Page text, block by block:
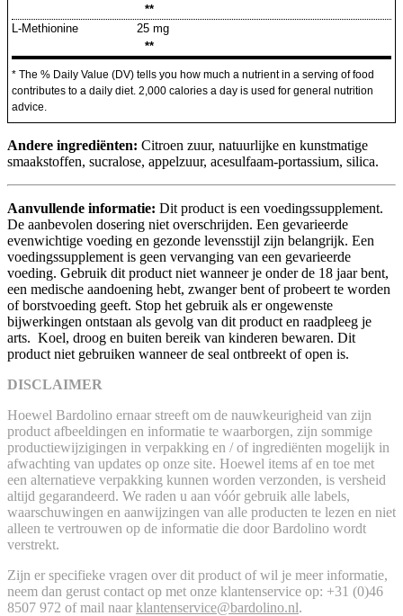
**
L-Methionine
25 mg
**
* The % Daily Value (DV) tells you how much a nutrient in a serving of food
contributes to a daily diet. 2,000 calories a day is used for general nutrition
advice.
Andere ingrediënten: Citroen zuur, natuurlijke en kunstmatige
smaakstoffen, sucralose, appelzuur, acesulfaam-portassium, silica.
Aanvullende informatie: Dit product is een voedingssupplement.
De aanbevolen dosering niet overschrijden. Een gevarieerde
evenwichtige voeding en gezonde levensstijl zijn belangrijk. Een
voedingssupplement is geen vervanging van een gevarieerde
voeding. Gebruik dit product niet wanneer je onder de 18 jaar bent,
een medische aandoening hebt, zwanger bent of probeert te worden
of borstvoeding geeft. Stop het gebruik als er ongewenste
bijwerkingen ontstaan als gevolg van dit product en raadpleeg je
arts. Koel, droog en buiten bereik van kinderen bewaren. Dit
product niet gebruiken wanneer de seal ontbreekt of open is.
DISCLAIMER
Hoewel Bardolino ernaar streeft om de nauwkeurigheid van zijn
product afbeeldingen en informatie te waarborgen, zijn sommige
productiewijzigingen in verpakking en / of ingrediënten mogelijk in
afwachting van updates op onze site. Hoewel items af en toe met
een alternatieve verpakking kunnen worden verzonden, is versheid
altijd gegarandeerd. We raden u aan vóór gebruik alle labels,
waarschuwingen en aanwijzingen van alle producten te lezen en niet
alleen te vertrouwen op de informatie die door Bardolino wordt
verstrekt.
Zijn er specifieke vragen over dit product of wil je meer informatie,
neem dan gerust contact op met onze klantenservice op: +31 (0)46
8507 972 of mail naar klantenservice@bardolino.nl.